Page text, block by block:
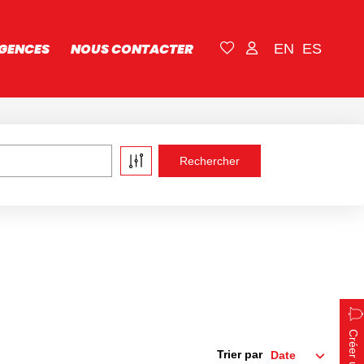
NOUS CONTACTER EN ES
Trier par